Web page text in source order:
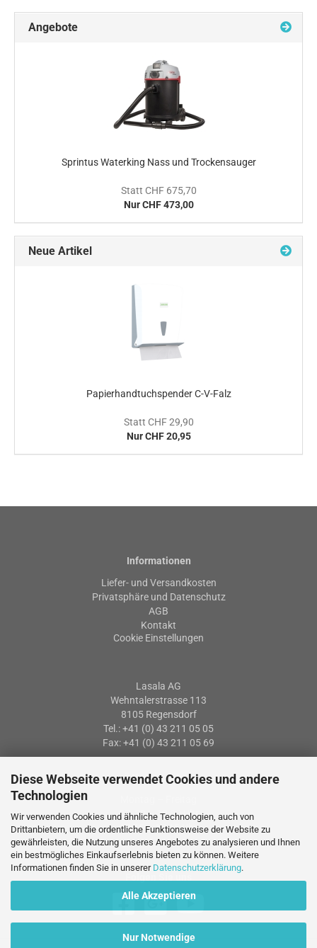
Diese Webseite verwendet Cookies und andere
Technologien
Wir verwenden Cookies und ähnliche Technologien, auch von
Drittanbietern, um die ordentliche Funktionsweise der Website zu
gewährleisten, die Nutzung unseres Angebotes zu analysieren und Ihnen
ein bestmögliches Einkaufserlebnis bieten zu können. Weitere
Informationen finden Sie in unserer Datenschutzerklärung.
Alle Akzeptieren
Nur Notwendige
Angebote
Sprintus Waterking Nass und Trockensauger
Statt CHF 675,70
Nur CHF 473,00
Neue Artikel
Papierhandtuchspender C-V-Falz
Statt CHF 29,90
Nur CHF 20,95
Informationen
Liefer- und Versandkosten
Privatsphäre und Datenschutz
AGB
Kontakt
Cookie Einstellungen
Lasala AG
Wehntalerstrasse 113
8105 Regensdorf
Tel.: +41 (0) 43 211 05 05
Fax: +41 (0) 43 211 05 69
Öffnungszeiten
07: 30 – 12:00 Uhr
13:15 – 17:15 Uhr